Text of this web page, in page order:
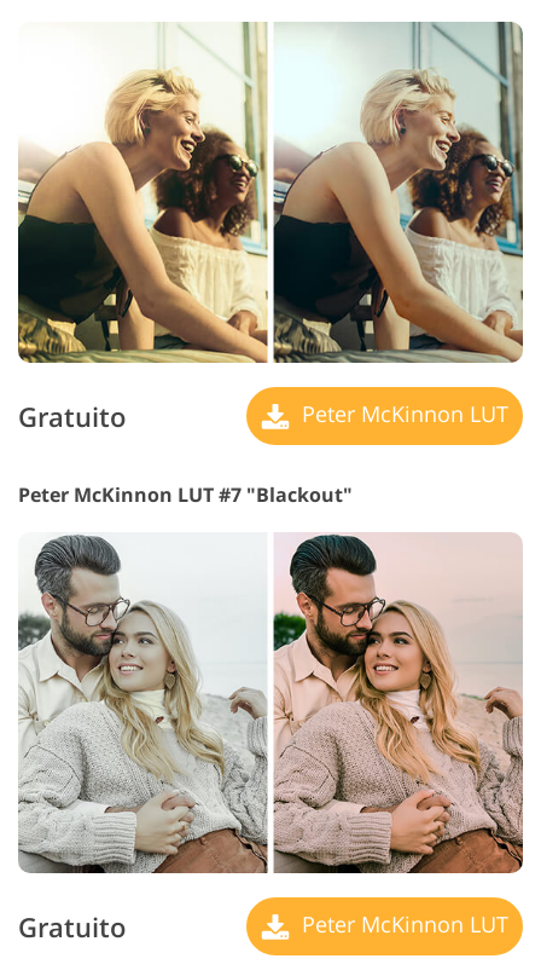
Gratuito Peter McKinnon LUT
Peter McKinnon LUT #7 "Blackout"
Gratuito Peter McKinnon LUT